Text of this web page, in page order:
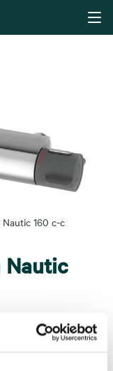
160 c-c
Nautic